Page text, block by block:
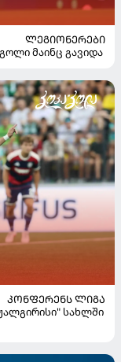
ᲚᲔᲒᲘᲝᲜᲔᲠᲔᲑᲘ
მაინც გავიდა
ᲙᲝᲜᲤᲔᲠᲔᲜᲡ ᲚᲘᲒᲐ
სახლში